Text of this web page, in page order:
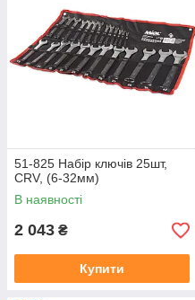
51-825 Набір ключів 25шт,
CRV, (6-32мм)
В наявності
2 043 ₴
Купити